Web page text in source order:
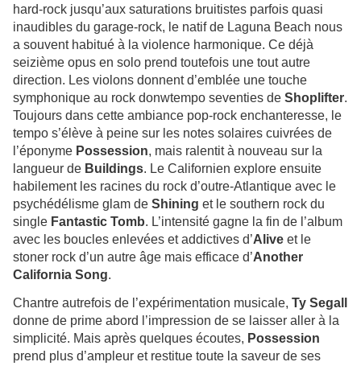
hard-rock jusqu’aux saturations bruitistes parfois quasi
inaudibles du garage-rock, le natif de Laguna Beach nous
a souvent habitué à la violence harmonique. Ce déjà
seizième opus en solo prend toutefois une tout autre
direction. Les violons donnent d’emblée une touche
symphonique au rock donwtempo seventies de Shoplifter.
Toujours dans cette ambiance pop-rock enchanteresse, le
tempo s’élève à peine sur les notes solaires cuivrées de
l’éponyme Possession, mais ralentit à nouveau sur la
langueur de Buildings. Le Californien explore ensuite
habilement les racines du rock d’outre-Atlantique avec le
psychédélisme glam de Shining et le southern rock du
single Fantastic Tomb. L’intensité gagne la fin de l’album
avec les boucles enlevées et addictives d’Alive et le
stoner rock d’un autre âge mais efficace d’Another
California Song.
Chantre autrefois de l’expérimentation musicale, Ty Segall
donne de prime abord l’impression de se laisser aller à la
simplicité. Mais après quelques écoutes, Possession
prend plus d’ampleur et restitue toute la saveur de ses